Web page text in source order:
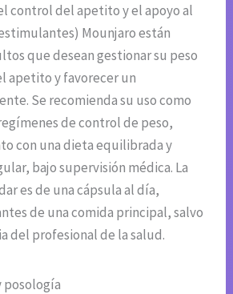
control del apetito y el apoyo al
Mounjaro están
que desean gestionar su peso
apetito y favorecer un
Se recomienda su uso como
de control de peso,
con una dieta equilibrada y
bajo supervisión médica. La
es de una cápsula al día,
de una comida principal, salvo
del profesional de la salud.
posología